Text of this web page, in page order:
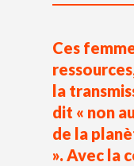
Ces
la
dit « non
de la
». Avec la